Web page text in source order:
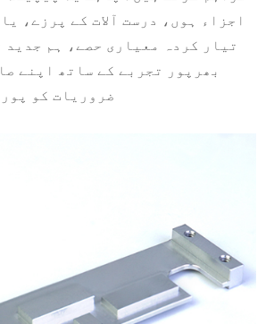
اجزاء ہوں، درست آلات کے پرزے،
تیار کردہ معیاری حصے، ہم جدید
بھرپور تجربے کے ساتھ اپنے
ضروریات کو